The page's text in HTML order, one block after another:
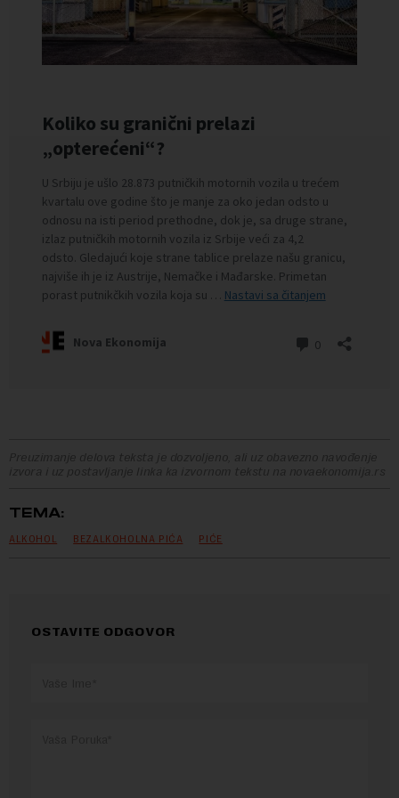
Preuzimanje delova teksta je dozvoljeno, ali uz obavezno navođenje
izvora i uz postavljanje linka ka izvornom tekstu na novaekonomija.rs
TEMA:
ALKOHOL BEZALKOHOLNA PIĆA PIĆE
OSTAVITE ODGOVOR